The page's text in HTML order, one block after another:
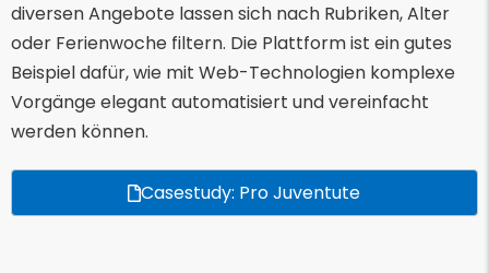
diversen Angebote lassen sich nach Rubriken, Alter
oder Ferienwoche filtern. Die Plattform ist ein gutes
Beispiel dafür, wie mit Web-Technologien komplexe
Vorgänge elegant automatisiert und vereinfacht
werden können.
Casestudy: Pro Juventute